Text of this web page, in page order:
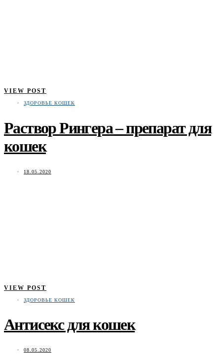
VIEW POST
ЗДОРОВЬЕ КОШЕК
Раствор Рингера – препарат для
кошек
18.05.2020
VIEW POST
ЗДОРОВЬЕ КОШЕК
Антисекс для кошек
08.05.2020